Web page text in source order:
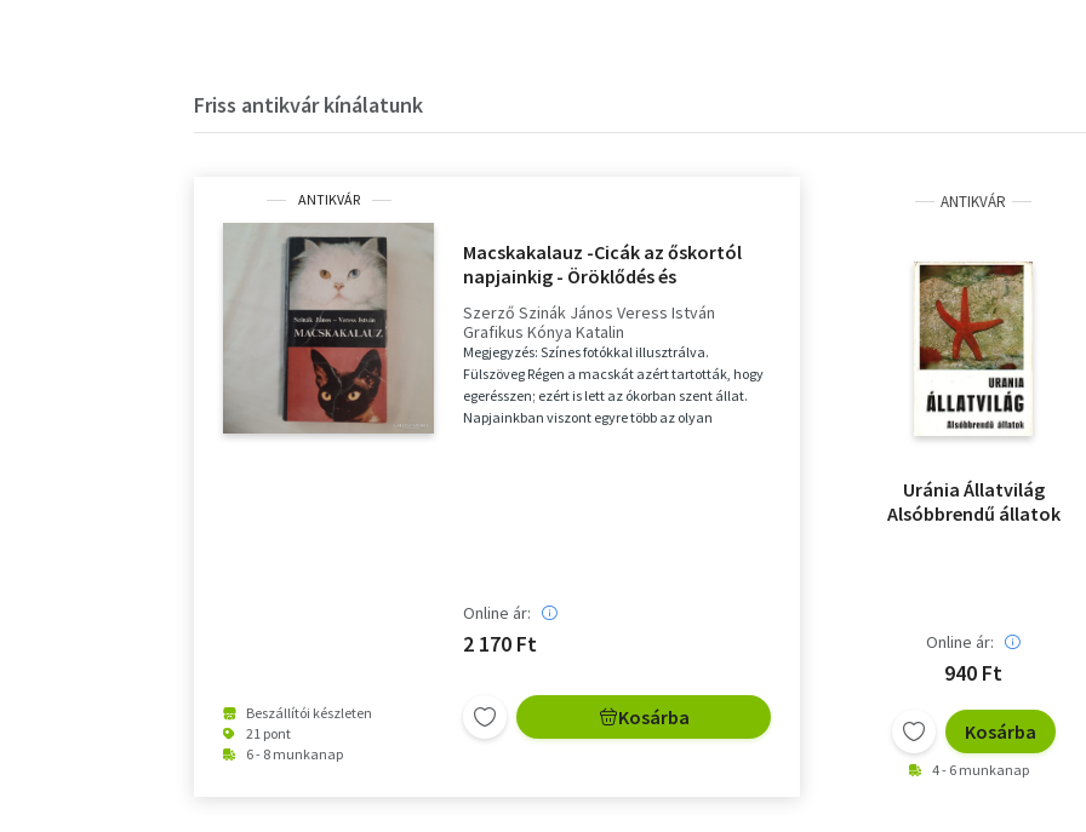
Friss antikvár kínálatunk
ANTIKVÁR
Beszállítói készleten
21 pont
6 - 8 munkanap
Macskakalauz -Cicák az őskortól
napjainkig - Öröklődés és
tenyésztés - Hosszú és félhosszú
szőrű macskák - Rövid szőrű
macskák (A F. I. FE hivatalos listája a
macskafajtákról és
színváltozatokról)
Szerző Szinák János Veress István
Grafikus Kónya Katalin
Megjegyzés: Színes fotókkal illusztrálva.
Fülszöveg Régen a macskát azért tartották, hogy
egerésszen; ezért is lett az ókorban szent állat.
Napjainkban viszont egyre több az olyan
Online ár:
2 170 Ft
Kosárba
ANTIKVÁR
Uránia Állatvilág
Alsóbbrendű állatok
Online ár:
940 Ft
Kosárba
4 - 6 munkanap